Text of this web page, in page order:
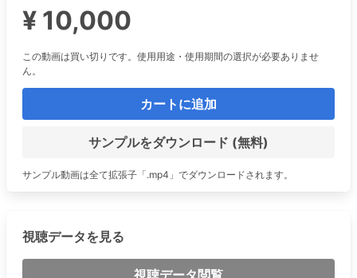
¥ 10,000
この動画は買い切りです。使用用途・使用期間の選択が必要ありませ
ん。
カートに追加
サンプルをダウンロード (無料)
サンプル動画は全て拡張子「.mp4」でダウンロードされます。
視聴データを見る
視聴データ閲覧